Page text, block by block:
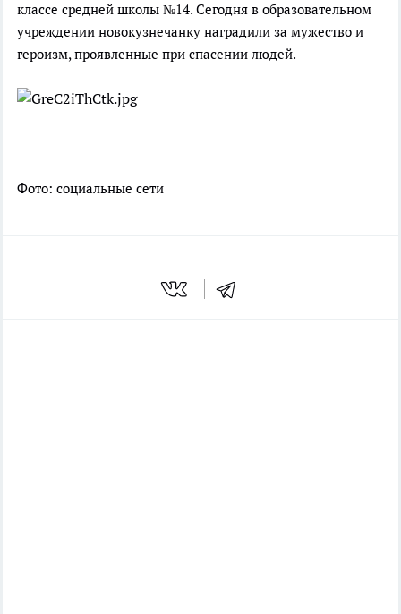
классе средней школы №14. Сегодня в образовательном
учреждении новокузнечанку наградили за мужество и
героизм, проявленные при спасении людей.
Фото: социальные сети